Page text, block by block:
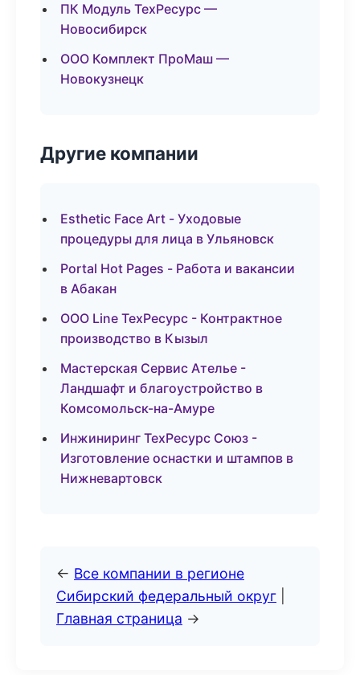
ПК Модуль ТехРесурс —
Новосибирск
ООО Комплект ПроМаш —
Новокузнецк
Другие компании
Esthetic Face Art - Уходовые
процедуры для лица в Ульяновск
Portal Hot Pages - Работа и вакансии
в Абакан
ООО Line ТехРесурс - Контрактное
производство в Кызыл
Мастерская Сервис Ателье -
Ландшафт и благоустройство в
Комсомольск-на-Амуре
Инжиниринг ТехРесурс Союз -
Изготовление оснастки и штампов в
Нижневартовск
← Все компании в регионе
Сибирский федеральный округ
Главная страница →